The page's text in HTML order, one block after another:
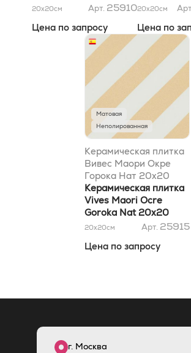
20x20см Арт. 25910
Цена по запросу
20x20см
Цена по
Матовая
Неполированная
Керамическая плитка
Вивес Маори Окре
Горока Нат 20x20
Керамическая плитка
Vives Maori Ocre
Goroka Nat 20x20
20x20см Арт. 25915
Цена по запросу
г. Москва